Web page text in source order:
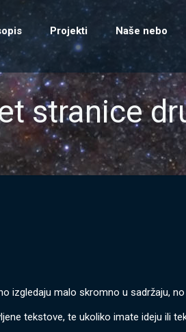
Projekti Naše nebo
stranice
izgledaju malo skromno u sadržaju,
tekstove, te ukoliko imate ideju ili